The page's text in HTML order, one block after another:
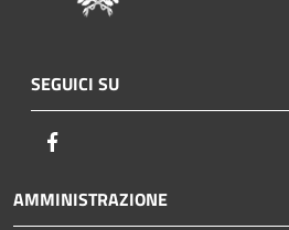
SEGUICI SU
AMMINISTRAZIONE